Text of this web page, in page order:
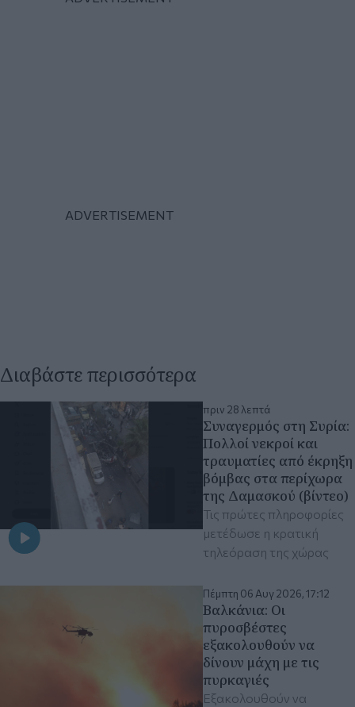
Διαβάστε περισσότερα
πριν 28 λεπτά
Συναγερμός στη Συρία:
Πολλοί νεκροί και
τραυματίες από έκρηξη
βόμβας στα περίχωρα
της Δαμασκού (βίντεο)
Τις πρώτες πληροφορίες
μετέδωσε η κρατική
τηλεόραση της χώρας
Πέμπτη 06 Αυγ 2026, 17:12
Βαλκάνια: Οι
πυροσβέστες
εξακολουθούν να
δίνουν μάχη με τις
πυρκαγιές
Εξακολουθούν να